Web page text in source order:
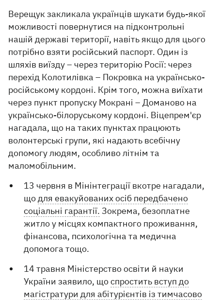
Верещук закликала українців шукати будь-якої
можливості повернутися на підконтрольні
нашій державі території, навіть якщо для цього
потрібно взяти російський паспорт. Один із
шляхів виїзду – через територію Росії: через
перехід Колотилівка – Покровка на українсько-
російському кордоні. Крім того, можна виїхати
через пункт пропуску Мокрані – Доманово на
українсько-білоруському кордоні. Віцепрем'єр
нагадала, що на таких пунктах працюють
волонтерські групи, які надають всебічну
допомогу людям, особливо літнім та
маломобільним.
13 червня в Мінінтеграції вкотре нагадали,
щодля евакуйованих осіб передбачено
соціальні гарантії. Зокрема, безоплатне
житло у місцях компактного проживання,
фінансова, психологічна та медична
допомога тощо.
14 травня Міністерство освіти й науки
України заявило, щоспростить вступ до
магістратури для абітурієнтів із тимчасово